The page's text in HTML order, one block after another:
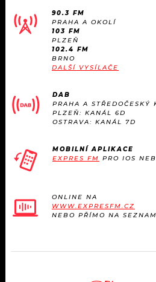
KALENDÁŘ
TRENDY
MIX
PROGRAM
PLAYLIST
90.3 FM
PRAHA A OKOLÍ
103 FM
PLZEŇ
102.4 FM
BRNO
DALŠÍ VYSÍLAČE
DAB
PRAHA A STŘEDOČESKÝ
PLZEŇ: KANÁL 6D
OSTRAVA: KANÁL 7D
MOBILNÍ APLIKACE
EXPRES FM PRO IOS
ONLINE NA
WWW.EXPRESFM.CZ
NEBO PŘÍMO NA